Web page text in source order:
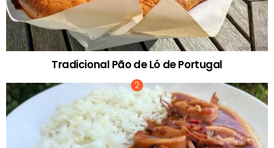
Tradicional Pão de Ló de Portugal